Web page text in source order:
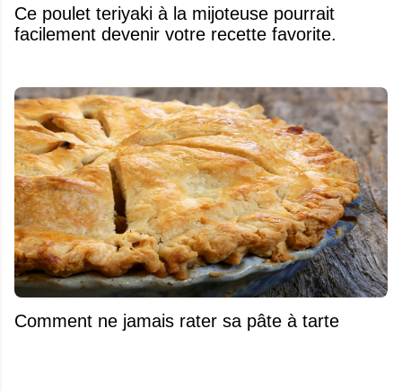
Ce poulet teriyaki à la mijoteuse pourrait
facilement devenir votre recette favorite.
Comment ne jamais rater sa pâte à tarte